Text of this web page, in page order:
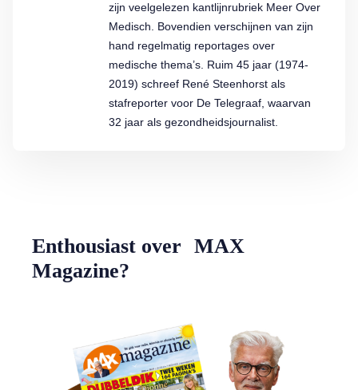
zijn veelgelezen kantlijnrubriek Meer Over
Medisch. Bovendien verschijnen van zijn
hand regelmatig reportages over
medische thema’s. Ruim 45 jaar (1974-
2019) schreef René Steenhorst als
stafreporter voor De Telegraaf, waarvan
32 jaar als gezondheidsjournalist.
Enthousiast over MAX
Magazine?